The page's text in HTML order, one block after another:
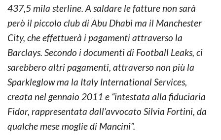
437,5 mila sterline. A saldare le fatture non sarà
però il piccolo club di Abu Dhabi ma il Manchester
City, che effettuerà i pagamenti attraverso la
Barclays. Secondo i documenti di Football Leaks, ci
sarebbero altri pagamenti, attraverso non più la
Sparkleglow ma la Italy International Services,
creata nel gennaio 2011 e “intestata alla fiduciaria
Fidor, rappresentata dall’avvocato Silvia Fortini, da
qualche mese moglie di Mancini”.